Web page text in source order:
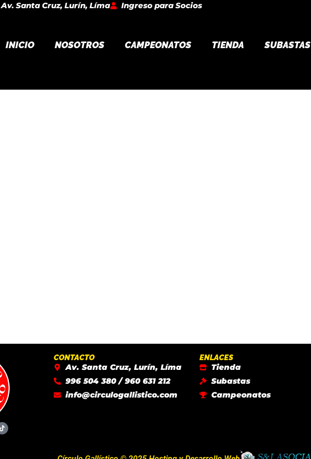
Av. Santa Cruz, Lurín, Líma Ingreso para Socios
INICIO NOSOTROS CAMPEONATOS TIENDA SUBASTAS
CONTACTO
Av. Santa Cruz, Lurín, Líma
996 504 380 / 960 631 212
info@circulogallistico.com
ENLACES
Tienda
Subastas
Campeonatos